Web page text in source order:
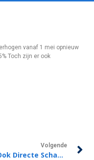
vanaf 1 mei opnieuw
Toch zijn er ook
Volgende
Nu Ook Directe Schadeafhandeling Voor Campers En Motoren